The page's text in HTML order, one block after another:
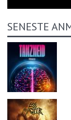
SENESTE